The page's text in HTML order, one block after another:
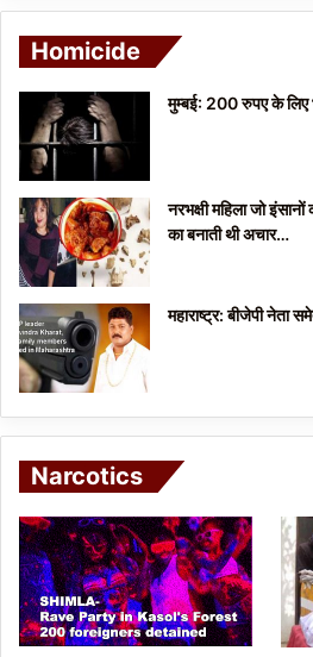
Homicide
मुम्बई: 200 रुपए के लिए
नरभक्षी महिला जो
का बनाती थी अचार…
महाराष्ट्र: बीजेपी नेता
Narcotics